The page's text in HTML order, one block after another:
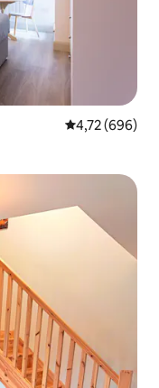
4,72 de uma
4,72 (696)